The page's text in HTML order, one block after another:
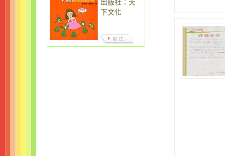
出版社：天
下文化